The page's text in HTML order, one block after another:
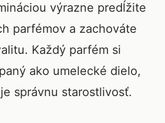
výrazne predĺžite
parfémov a zachováte
Každý parfém si
ako umelecké dielo,
správnu starostlivosť.